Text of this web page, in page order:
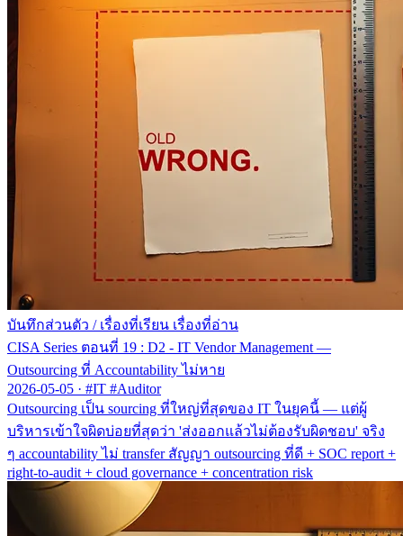
บันทึกส่วนตัว / เรื่องที่เรียน เรื่องที่อ่าน
CISA Series ตอนที่ 19 : D2 - IT Vendor Management —
Outsourcing ที่ Accountability ไม่หาย
2026-05-05 · #IT #Auditor
Outsourcing เป็น sourcing ที่ใหญ่ที่สุดของ IT ในยุคนี้ — แต่ผู้
บริหารเข้าใจผิดบ่อยที่สุดว่า 'ส่งออกแล้วไม่ต้องรับผิดชอบ' จริง
ๆ accountability ไม่ transfer สัญญา outsourcing ที่ดี + SOC report +
right-to-audit + cloud governance + concentration risk